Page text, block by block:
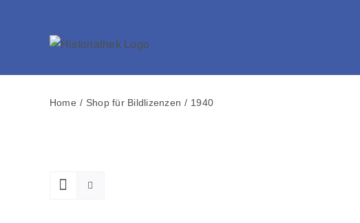
Home Shop für Bildlizenzen 1940